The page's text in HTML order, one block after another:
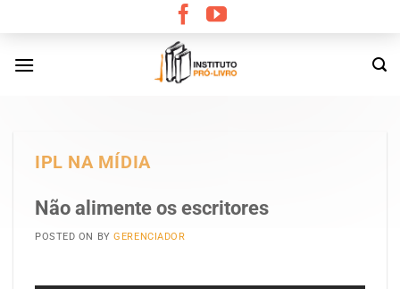
content
IPL NA MÍDIA
Não alimente os escritores
POSTED ON BYGERENCIADOR